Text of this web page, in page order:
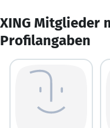
XING Mitglieder
Profilangaben